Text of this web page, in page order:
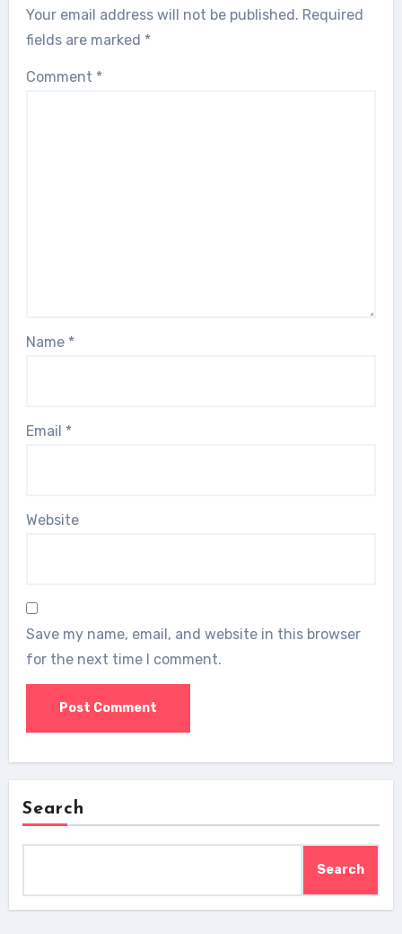
Your email address will not be published. Required
fields are marked *
Comment *
Name *
Email *
Website
Save my name, email, and website in this browser
for the next time I comment.
Search
Search